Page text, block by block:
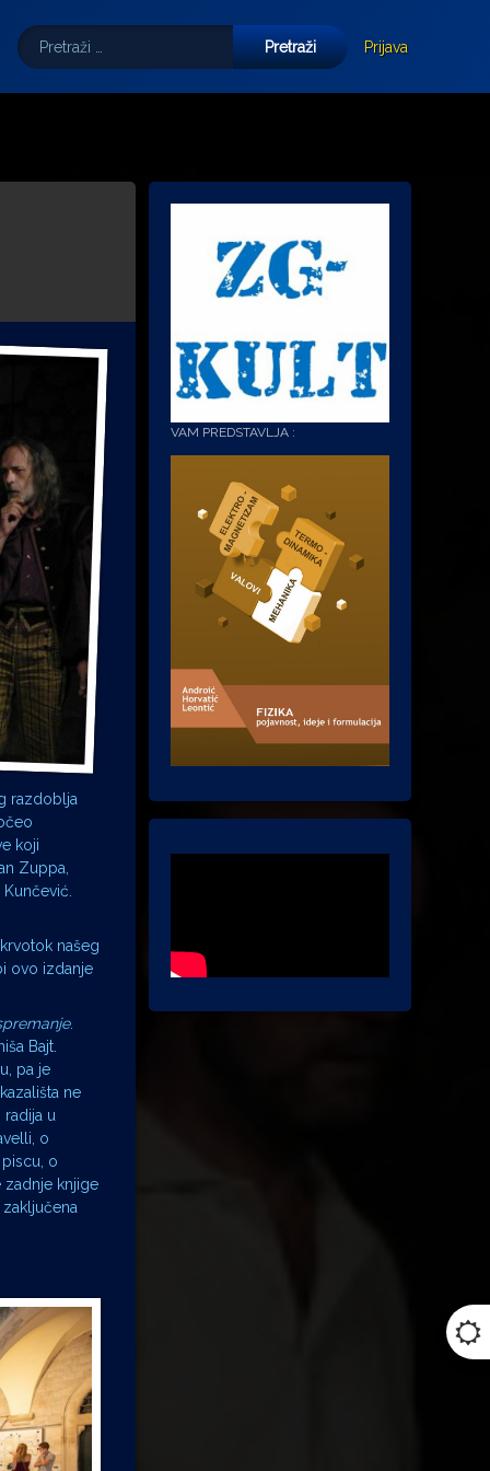
mail
Pretraži:
Prijava
razdoblja
koji
Zuppa,
našeg
ovo izdanje
.
Bajt.
pa je
ne
u
o
o
knjige
VAM PREDSTAVLJA :